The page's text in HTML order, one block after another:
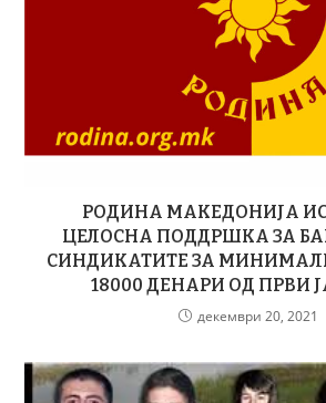
РОДИНА МАКЕДОНИЈА
ЦЕЛОСНА ПОДДРШКА ЗА
СИНДИКАТИТЕ ЗА
18000 ДЕНАРИ ОД ПРВИ
декември 20, 2021